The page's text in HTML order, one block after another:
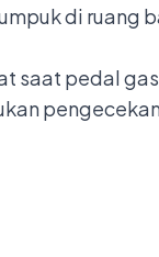
di ruang
saat pedal